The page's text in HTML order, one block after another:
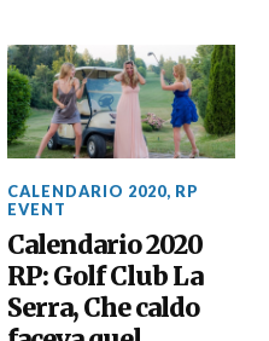
CALENDARIO 2020, RP
EVENT
Calendario 2020
RP: Golf Club La
Serra, Che caldo